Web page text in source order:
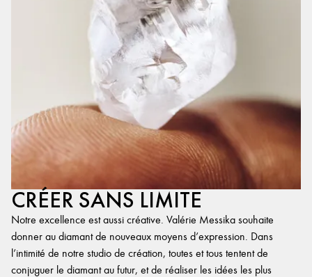
CRÉER SANS LIMITE
Notre excellence est aussi créative. Valérie Messika souhaite
donner au diamant de nouveaux moyens d’expression. Dans
l’intimité de notre studio de création, toutes et tous tentent de
conjuguer le diamant au futur, et de réaliser les idées les plus